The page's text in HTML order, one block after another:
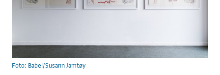
Foto: Babel/Susann Jamtøy